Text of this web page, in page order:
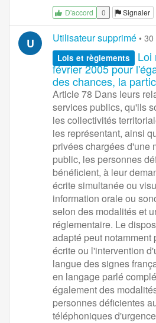
D'accord 0 Signaler
U Utilisateur supprimé • 30
Lois et règlements
Loi
février 2005 pour
des chances, la
Article 78 Dans leurs
services publics, qu'ils
les collectivités
les représentant, ainsi
privées chargées d'une
public, les personnes
bénéficient, à leur
écrite simultanée ou
information orale ou
selon des modalités et
réglementaire. Le
adapté peut notamment
écrite ou l'intervention
langue des signes
en langage parlé
également des
personnes déficientes
téléphoniques